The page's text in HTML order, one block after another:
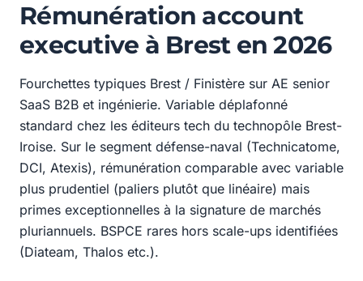
Rémunération account
executive à Brest en 2026
Fourchettes typiques Brest / Finistère sur AE senior
SaaS B2B et ingénierie. Variable déplafonné
standard chez les éditeurs tech du technopôle Brest-
Iroise. Sur le segment défense-naval (Technicatome,
DCI, Atexis), rémunération comparable avec variable
plus prudentiel (paliers plutôt que linéaire) mais
primes exceptionnelles à la signature de marchés
pluriannuels. BSPCE rares hors scale-ups identifiées
(Diateam, Thalos etc.).